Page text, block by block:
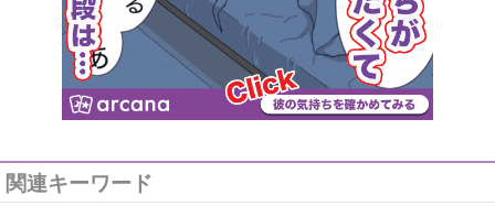
関連キーワード